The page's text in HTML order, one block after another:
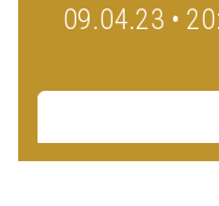
09.04.23 •